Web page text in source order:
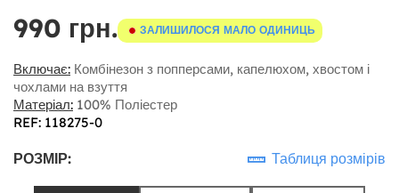
990 грн. ЗАЛИШИЛОСЯ МАЛО ОДИНИЦЬ
Включає: Комбінезон з попперсами, капелюхом, хвостом і
чохлами на взуття
Матеріал: 100% Поліестер
REF: 118275-0
РОЗМІР: Таблиця розмірів